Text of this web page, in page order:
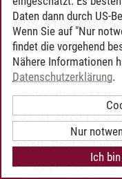
POSTCOLONIAL
Dozent/in:
Termin:
wöchentlich |
- 31.01.2025 | C
Inhalt:Post-
consequences of
Daten dann durch US-
Wenn Sie auf "Nur
findet die vorgehend
Nähere Informationen
Datenschutzerklärung.
Nur
Ich